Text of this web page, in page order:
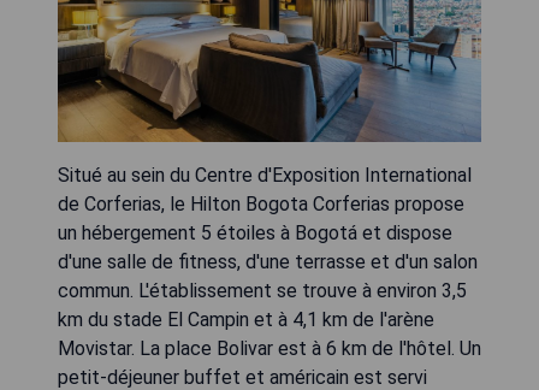
Situé au sein du Centre d'Exposition International
de Corferias, le Hilton Bogota Corferias propose
un hébergement 5 étoiles à Bogotá et dispose
d'une salle de fitness, d'une terrasse et d'un salon
commun. L'établissement se trouve à environ 3,5
km du stade El Campin et à 4,1 km de l'arène
Movistar. La place Bolivar est à 6 km de l'hôtel. Un
petit-déjeuner buffet et américain est servi